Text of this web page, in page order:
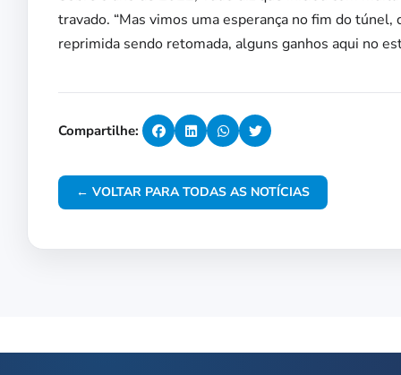
travado. “Mas vimos uma esperança no fim do
reprimida sendo retomada, alguns ganhos aqui no
Compartilhe:
← VOLTAR PARA TODAS AS NOTÍCIAS